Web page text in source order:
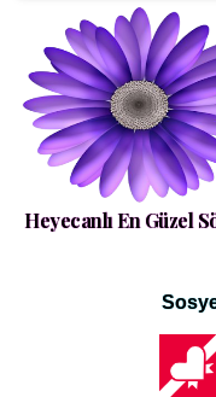
Heyecanlı En Güzel